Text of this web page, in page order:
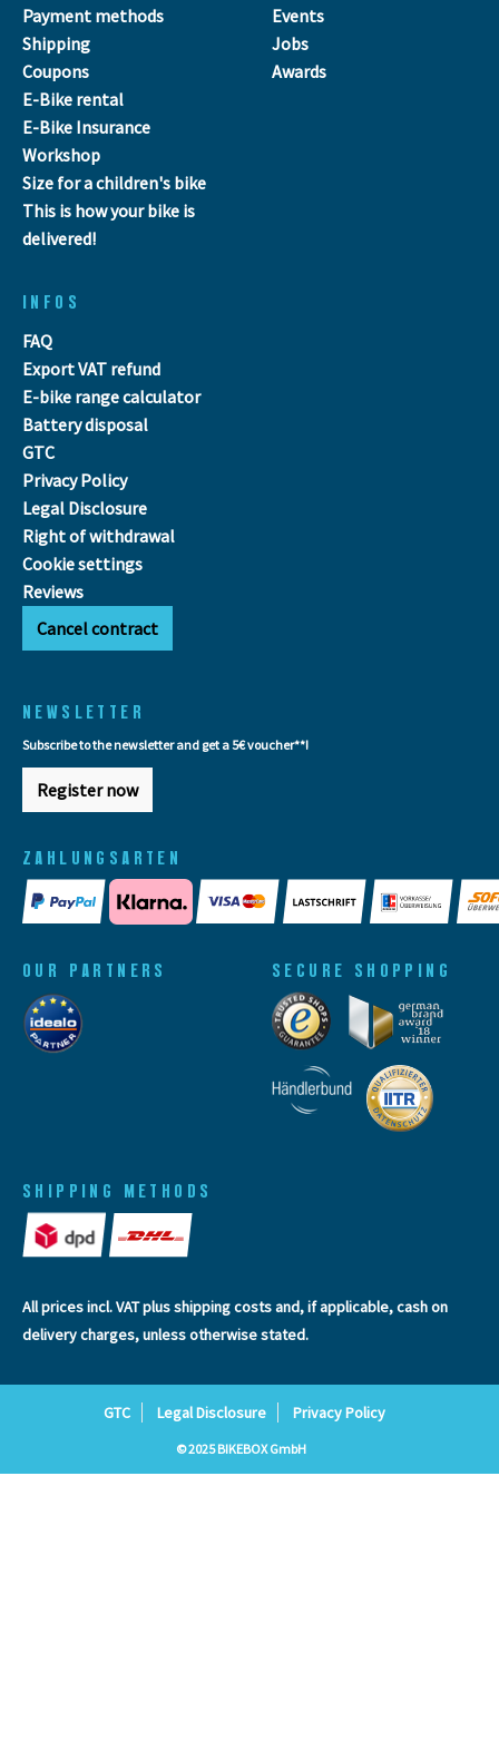
Payment methods
Shipping
Coupons
E-Bike rental
E-Bike Insurance
Workshop
Size for a children's bike
This is how your bike is
delivered!
Events
Jobs
Awards
INFOS
FAQ
Export VAT refund
E-bike range calculator
Battery disposal
GTC
Privacy Policy
Legal Disclosure
Right of withdrawal
Cookie settings
Reviews
Cancel contract
NEWSLETTER
Subscribe to the newsletter and get a 5€ voucher**!
Register now
ZAHLUNGSARTEN
SHIPPING METHODS
OUR PARTNERS SECURE SHOPPING
All prices incl. VAT plusshipping costsand, if applicable, cash on
delivery charges, unless otherwise stated.
GTC Legal Disclosure Privacy Policy
© 2025 BIKEBOX GmbH